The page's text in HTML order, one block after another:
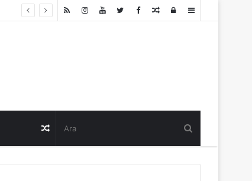
Sidebar
Log
Random
Random
Post